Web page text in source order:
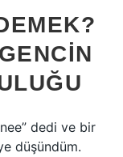
dedi ve bir
düşündüm.